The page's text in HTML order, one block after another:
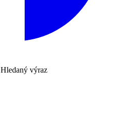
Hledaný výraz